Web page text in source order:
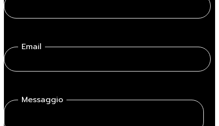
Email
Messaggio